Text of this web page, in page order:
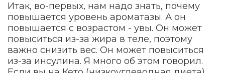
Итак, во-первых, нам надо знать, почему
повышается уровень ароматазы. А он
повышается с возрастом - увы. Он может
повыситься из-за жира в теле, поэтому
важно снизить вес. Он может повыситься
из-за инсулина. Я много об этом говорил.